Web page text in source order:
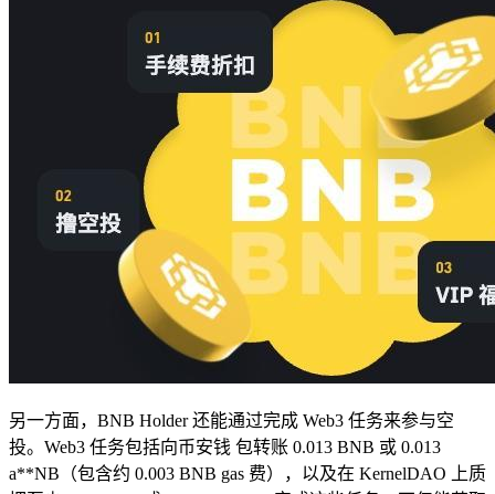
另一方面，BNB Holder 还能通过完成 Web3 任务来参与空
投。Web3 任务包括向币安钱 包转账 0.013 BNB 或 0.013
a**NB（包含约 0.003 BNB gas 费），以及在 KernelDAO 上质